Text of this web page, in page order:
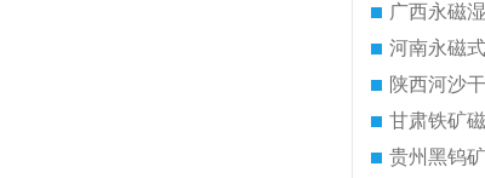
广西永磁
河南永磁
陕西河沙
甘肃铁矿
贵州黑钨